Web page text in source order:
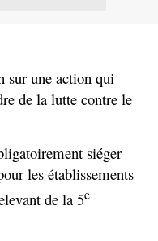
sur une action qui
de la lutte contre le
siéger
les établissements
de la 5e